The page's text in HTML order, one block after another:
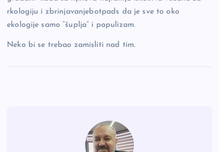
rkologiju i zbrinjavanjebotpads da je sve to oko
ekologije samo “šuplja” i populizam.
Neko bi se trebao zamisliti nad tim.